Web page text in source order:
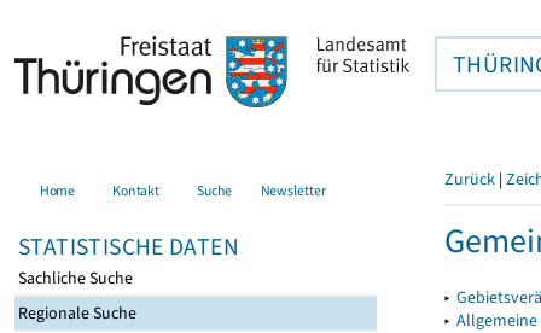
Home Kontakt Suche Newsletter
STATISTISCHE DATEN
Sachliche Suche
Regionale Suche
Zurück |
▸
▸